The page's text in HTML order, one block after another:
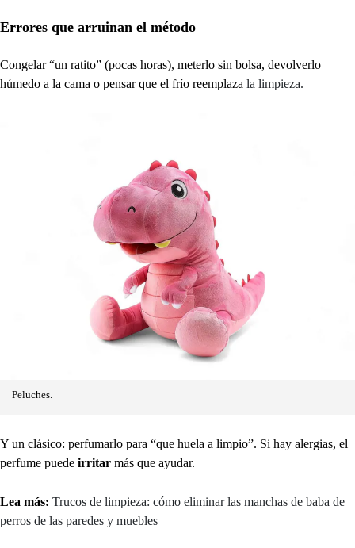
Errores que arruinan el método
Congelar “un ratito” (pocas horas), meterlo sin bolsa, devolverlo
húmedo a la cama o pensar que el frío reemplaza la limpieza.
Peluches.
Y un clásico: perfumarlo para “que huela a limpio”. Si hay alergias, el
perfume puede irritar más que ayudar.
Lea más: Trucos de limpieza: cómo eliminar las manchas de baba de
perros de las paredes y muebles